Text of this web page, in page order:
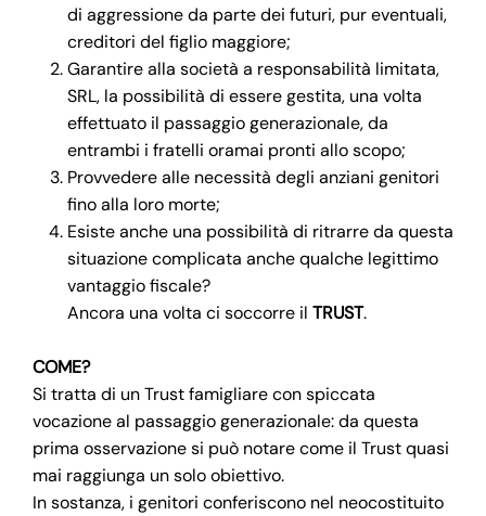
di aggressione da parte dei futuri, pur eventuali,
creditori del figlio maggiore;
Garantire alla società a responsabilità limitata,
SRL, la possibilità di essere gestita, una volta
effettuato il passaggio generazionale, da
entrambi i fratelli oramai pronti allo scopo;
Provvedere alle necessità degli anziani genitori
fino alla loro morte;
Esiste anche una possibilità di ritrarre da questa
situazione complicata anche qualche legittimo
vantaggio fiscale?
Ancora una volta ci soccorre il TRUST.
COME?
Si tratta di un Trust famigliare con spiccata
vocazione al passaggio generazionale: da questa
prima osservazione si può notare come il Trust quasi
mai raggiunga un solo obiettivo.
In sostanza, i genitori conferiscono nel neocostituito